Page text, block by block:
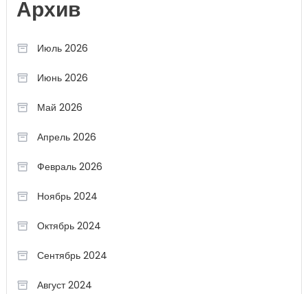
Архив
Июль 2026
Июнь 2026
Май 2026
Апрель 2026
Февраль 2026
Ноябрь 2024
Октябрь 2024
Сентябрь 2024
Август 2024